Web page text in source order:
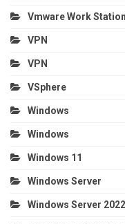
Vmware Work Station
VPN
VPN
VSphere
Windows
Windows
Windows 11
Windows Server
Windows Server 2022